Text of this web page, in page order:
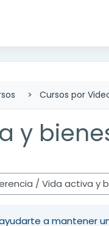
Cursos por
y
a mantener